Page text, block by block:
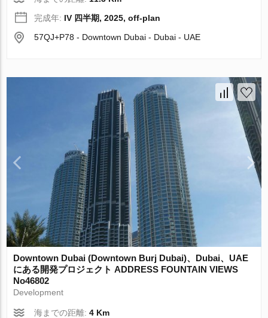
完成年: IV 四半期, 2025, off-plan
57QJ+P78 - Downtown Dubai - Dubai - UAE
Downtown Dubai (Downtown Burj Dubai)、Dubai、UAE
にある開発プロジェクト ADDRESS FOUNTAIN VIEWS
No46802
Development
海までの距離:4 Km